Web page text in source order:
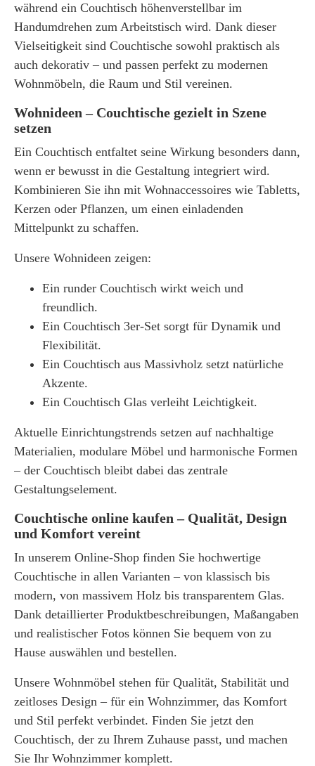
während ein Couchtisch höhenverstellbar im
Handumdrehen zum Arbeitstisch wird. Dank dieser
Vielseitigkeit sind Couchtische sowohl praktisch als
auch dekorativ – und passen perfekt zu modernen
Wohnmöbeln, die Raum und Stil vereinen.
Wohnideen – Couchtische gezielt in Szene
setzen
Ein Couchtisch entfaltet seine Wirkung besonders dann,
wenn er bewusst in die Gestaltung integriert wird.
Kombinieren Sie ihn mit Wohnaccessoires wie Tabletts,
Kerzen oder Pflanzen, um einen einladenden
Mittelpunkt zu schaffen.
Unsere Wohnideen zeigen:
Ein runder Couchtisch wirkt weich und
freundlich.
Ein Couchtisch 3er-Set sorgt für Dynamik und
Flexibilität.
Ein Couchtisch aus Massivholz setzt natürliche
Akzente.
Ein Couchtisch Glas verleiht Leichtigkeit.
Aktuelle Einrichtungstrends setzen auf nachhaltige
Materialien, modulare Möbel und harmonische Formen
– der Couchtisch bleibt dabei das zentrale
Gestaltungselement.
Couchtische online kaufen – Qualität, Design
und Komfort vereint
In unserem Online-Shop finden Sie hochwertige
Couchtische in allen Varianten – von klassisch bis
modern, von massivem Holz bis transparentem Glas.
Dank detaillierter Produktbeschreibungen, Maßangaben
und realistischer Fotos können Sie bequem von zu
Hause auswählen und bestellen.
Unsere Wohnmöbel stehen für Qualität, Stabilität und
zeitloses Design – für ein Wohnzimmer, das Komfort
und Stil perfekt verbindet. Finden Sie jetzt den
Couchtisch, der zu Ihrem Zuhause passt, und machen
Sie Ihr Wohnzimmer komplett.